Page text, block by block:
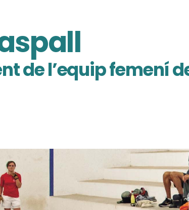
de l’equip femení